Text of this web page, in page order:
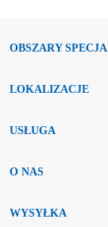
OBSZARY
LOKALIZACJE
USŁUGA
O NAS
WYSYŁKA